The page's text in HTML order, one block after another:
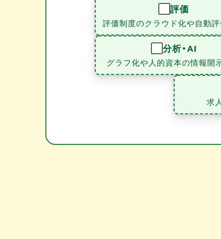
評価
評価制度のクラウド化や自動
分析・AI
グラフ化や人的資本の情報開
求